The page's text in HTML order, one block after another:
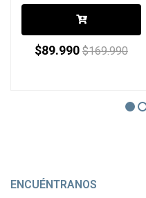
$89.990 $169.990
ENCUÉNTRANOS